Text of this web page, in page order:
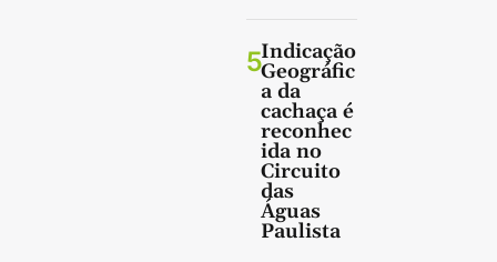
5Indicação
Geográfic
a da
cachaça é
reconhec
ida no
Circuito
das
Águas
Paulista